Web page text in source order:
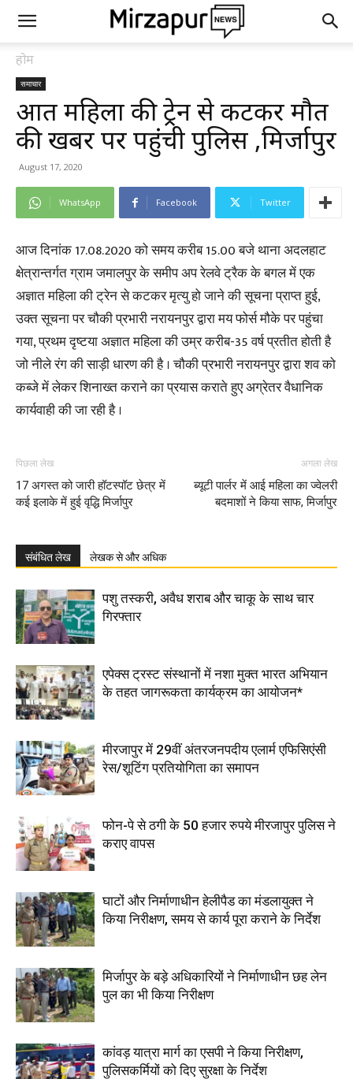
होम
समाचार
अज्ञात महिला की ट्रेन से कटकर मौत
की खबर पर पहुंची पुलिस ,मिर्जापुर
August 17, 2020
WhatsApp Facebook Twitter
आज दिनांक 17.08.2020 को समय करीब 15.00 बजे थाना अदलहाट
क्षेत्रान्तर्गत ग्राम जमालपुर के समीप अप रेलवे ट्रैक के बगल में एक
अज्ञात महिला की ट्रेन से कटकर मृत्यु हो जाने की सूचना प्राप्त हुई,
उक्त सूचना पर चौकी प्रभारी नरायनपुर द्वारा मय फोर्स मौके पर पहुंचा
गया, प्रथम दृष्टया अज्ञात महिला की उम्र करीब-35 वर्ष प्रतीत होती है
जो नीले रंग की साड़ी धारण की है । चौकी प्रभारी नरायनपुर द्वारा शव को
कब्जे में लेकर शिनाख्त कराने का प्रयास कराते हुए अग्रेतर वैधानिक
कार्यवाही की जा रही है ।
पिछला लेख
17 अगस्त को जारी हॉटस्पॉट छेत्र में
कई इलाके में हुई वृद्धि मिर्जापुर
अगला लेख
ब्यूटी पार्लर में आई महिला का ज्वेलरी
बदमाशों ने किया साफ, मिर्जापुर
संबंधित लेख लेखक से और अधिक
पशु तस्करी, अवैध शराब और चाकू के साथ चार
गिरफ्तार
एपेक्स ट्रस्ट संस्थानों में नशा मुक्त भारत अभियान
के तहत जागरूकता कार्यक्रम का आयोजन*
मीरजापुर में 29वीं अंतरजनपदीय एलार्म एफिसिएंसी
रेस/शूटिंग प्रतियोगिता का समापन
फोन-पे से ठगी के 50 हजार रुपये मीरजापुर पुलिस ने
कराए वापस
घाटों और निर्माणाधीन हेलीपैड का मंडलायुक्त ने
किया निरीक्षण, समय से कार्य पूरा कराने के निर्देश
मिर्जापुर के बड़े अधिकारियों ने निर्माणाधीन छह लेन
पुल का भी किया निरीक्षण
कांवड़ यात्रा मार्ग का एसपी ने किया निरीक्षण,
पुलिसकर्मियों को दिए सुरक्षा के निर्देश